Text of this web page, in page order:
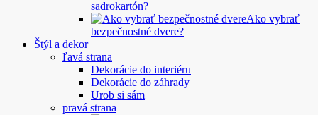
sadrokartón?
Ako vybrať
bezpečnostné dvere?
Štýl a dekor
ľavá strana
Dekorácie do interiéru
Dekorácie do záhrady
Urob si sám
pravá strana